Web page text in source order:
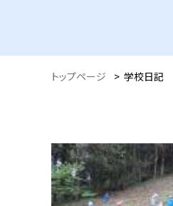
トップページ > 学校日記